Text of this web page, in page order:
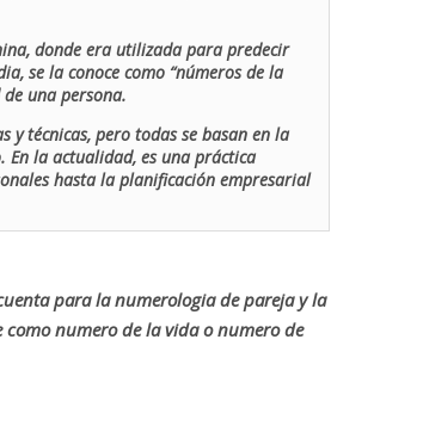
donde era utilizada para predecir
se la conoce como “números de la
una persona.
y técnicas, pero todas se basan en la
En la actualidad, es una práctica
hasta la planificación empresarial
para la numerologia de pareja y la
numero de la vida o numero de